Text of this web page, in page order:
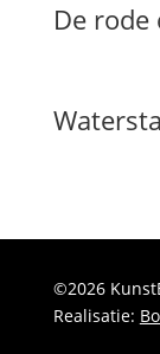
De rode
©2026
Realisatie: